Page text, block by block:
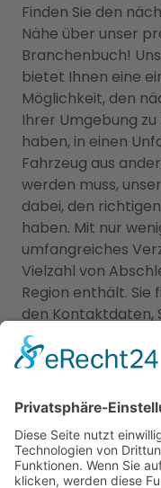
Finden Sie den
Nähe über unser
Branchenbuch!
bietet Ihnen eine
Möglichkeit, den
Ihrer Umgebung zu
haben, in einen
Fahrzeug aus
werden muss,
dabei, den
haben. Mit nur
umfangreiches
Vielzahl von
Region enthält.
den
auch
Auswahl des
die Uhr verfügbar,
jedem Ort den
Nähe finden
zuverlässigen